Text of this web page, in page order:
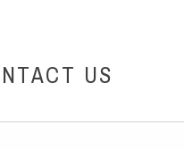
US